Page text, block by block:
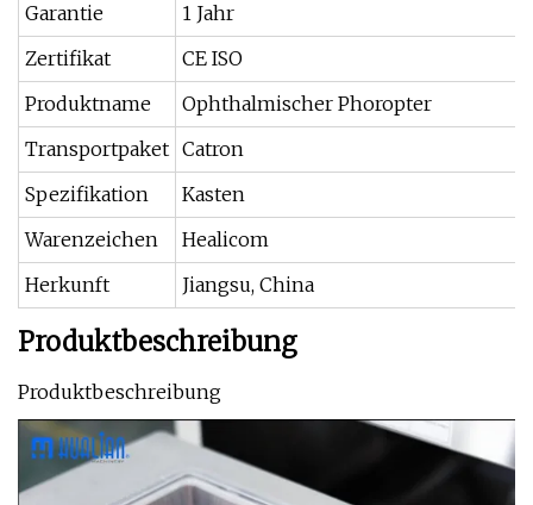
Garantie
1 Jahr
Zertifikat
CE ISO
Produktname
Ophthalmischer Phoropter
Transportpaket Catron
Spezifikation
Kasten
Warenzeichen
Healicom
Herkunft
Jiangsu, China
Produktbeschreibung
Produktbeschreibung